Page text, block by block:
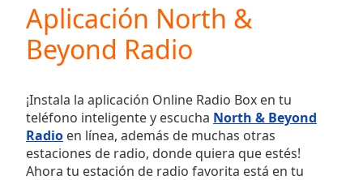
Video
Play
Skip
Backward
Mute
Current
Time0:00
Aplicación North &
Beyond Radio
¡Instala la aplicación Online Radio Box en tu
teléfono inteligente y escucha North & Beyond
Radio en línea, además de muchas otras
estaciones de radio, donde quiera que estés!
Ahora tu estación de radio favorita está en tu